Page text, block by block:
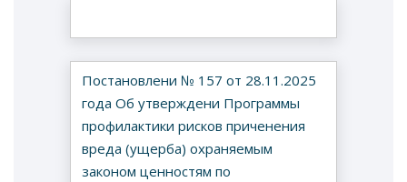
Постановлени № 157 от 28.11.2025
года Об утверждени Программы
профилактики рисков приченения
вреда (ущерба) охраняемым
законом ценностям по